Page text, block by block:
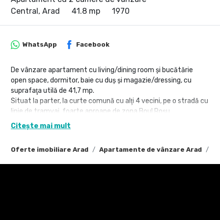
Central, Arad
41.8 mp 1970
Oferte imobiliare Arad Apartamente de vânzare Arad
WhatsApp Facebook
De vânzare apartament cu living/dining room şi bucătărie
open space, dormitor, baie cu duş şi magazie/dressing, cu
suprafaţa utilă de 41,7 mp.
Situat la parter, la curte comună cu alţi 4 vecini, pe o stradă cu
linie de tramvai, foarte aproape de zona Boul Roşu.
Construcţie din cărămidă plină, renovat complet în 2025:
- învelitoare din tablă cutată prevopsită
- finisaje pereţi interiori din faianţă şi vopsea lavabilă
- pardoseli din parchet laminat şi gresie
Citește mai mult